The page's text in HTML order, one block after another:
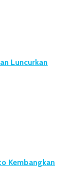
Luncurkan
Kembangkan